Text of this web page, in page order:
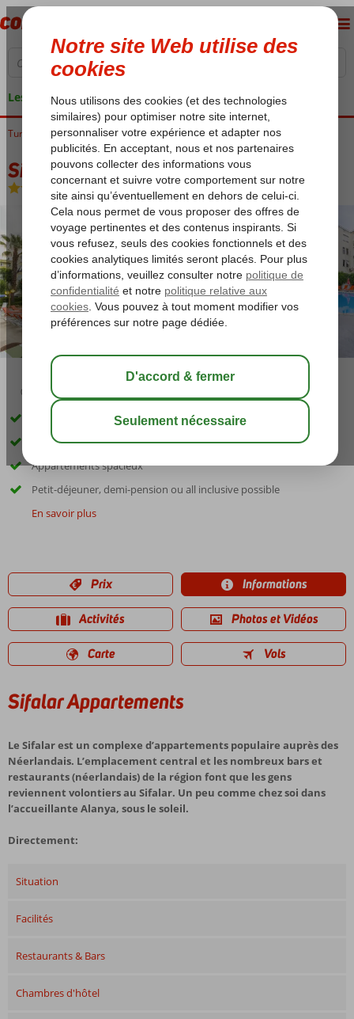
Les garanties de vacances
Turquie Riviera Turque Alanya Alanya-Centre Ville Sifalar Appartements
Sifalar Appartements
Logement-Appartement
03:45 sauver
À proximité de la plage et du centre
Très apprécié des néerlandais
Appartements spacieux
Petit-déjeuner, demi-pension ou all inclusive possible
En savoir plus
Prix Informations
Activités Photos et Vidéos
Carte Vols
Sifalar Appartements
Le Sifalar est un complexe d’appartements populaire auprès des
Néerlandais. L’emplacement central et les nombreux bars et
restaurants (néerlandais) de la région font que les gens
reviennent volontiers au Sifalar. Un peu comme chez soi dans
l’accueillante Alanya, sous le soleil.
Directement:
Situation
Facilités
Restaurants & Bars
Chambres d'hôtel